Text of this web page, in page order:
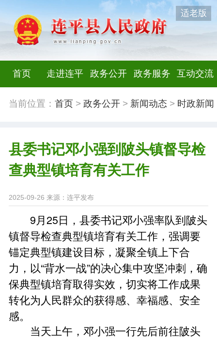
适老版
首页 走进连平 政务公开 政务服务 互动交流
当前位置： 首页> 政务公开> 新闻动态 > 时政新闻
县委书记邓小强到陂头镇督导检
查典型镇培育有关工作
2025-09-26 来源：连平发布
9月25日，县委书记邓小强率队到陂头
镇督导检查典型镇培育有关工作，强调要
锚定典型镇建设目标，凝聚全镇上下合
力，以“背水一战”的决心集中攻坚冲刺，确
保典型镇培育取得实效，切实将工作成果
转化为人民群众的获得感、幸福感、安全
感。
当天上午，邓小强一行先后前往陂头